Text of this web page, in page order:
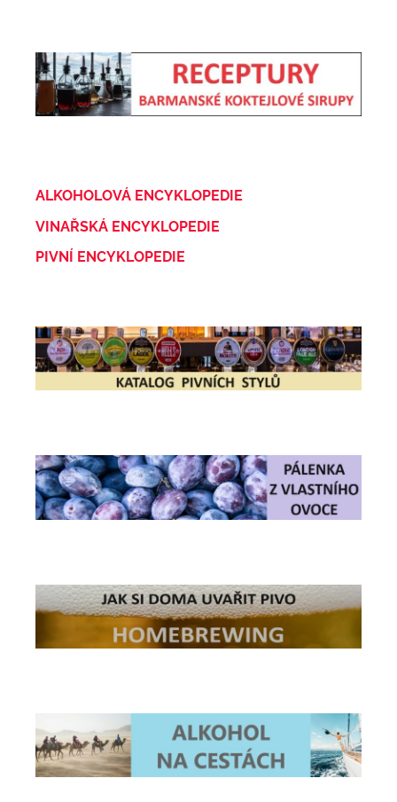
ALKOHOLOVÁ ENCYKLOPEDIE
VINAŘSKÁ ENCYKLOPEDIE
PIVNÍ ENCYKLOPEDIE